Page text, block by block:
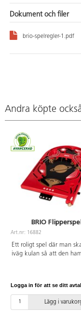
Dokument och filer
brio-spelregler-1.pdf
Andra köpte
BRIO
Art.nr: 16882
Ett roligt spel där man
iväg kulan så att den
man förlorat. 4 stålkulor
en spelare. Av trä och
fri. Rekomenderas från 6
Logga in för att se ditt
Lägg i